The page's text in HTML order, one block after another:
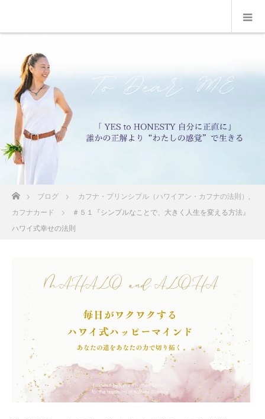
ホームブログ カフナ・プリンシプル（ハワイアン・カフナの法則） ,
カフナカード
＃５１『シンプルなことで、大きく人生を変える方法』
ハワイ式幸せの法則